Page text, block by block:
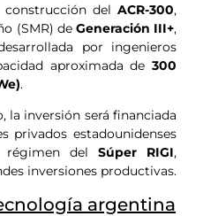
del ACR-300,
(SMR) de Generación III+,
por ingenieros
aproximada de 300
.
la inversión será financiada
privados estadounidenses
régimen delSúper RIGI,
inversiones productivas.
argentina